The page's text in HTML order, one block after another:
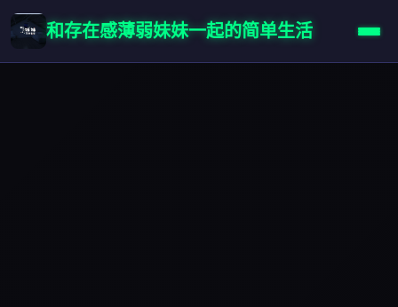
和存在感薄弱妹妹一起的简单生活